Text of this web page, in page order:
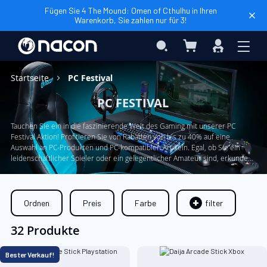
Fügen Sie 4 The Mound: Omen of Cthulhu in Ihren
Warenkorb, Sie zahlen nur für 3!
Search Mein Warenkorb
Anmelden
Startseite PC Festival
PC FESTIVAL
Tauchen Sie ein in die faszinierende Welt des Gaming mit unserer PC
Festival Aktion! Profitieren Sie von Rabatten von bis zu 40% auf eine
Auswahl an PC-Produkten und PC-kompatiblen Artikeln. Egal, ob Sie ein
leidenschaftlicher Spieler oder ein gelegentlicher Amateur sind, erkunden
Sie unser Sortiment an hochwertigen Controllern, unvergleichlichen
Ihre Leistung zu steigern
Ordnen Preis Farbe filter
32 Produkte
Bester Verkauf!